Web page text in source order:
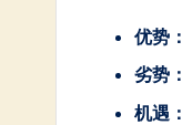
优势：
劣势：
机遇：